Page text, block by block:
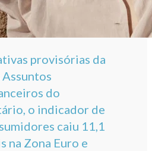
provisórias da
do
o indicador de
caiu 11,1
na Zona Euro e